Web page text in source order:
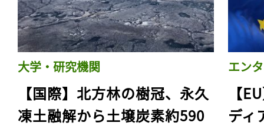
大学・研究機関
【国際】北方林の樹冠、永久
凍土融解から土壌炭素約590
エン
【
ディ